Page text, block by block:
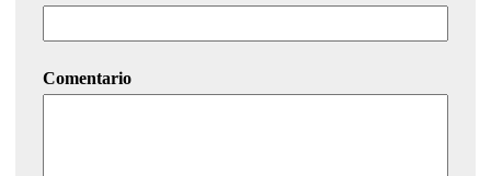
Comentario